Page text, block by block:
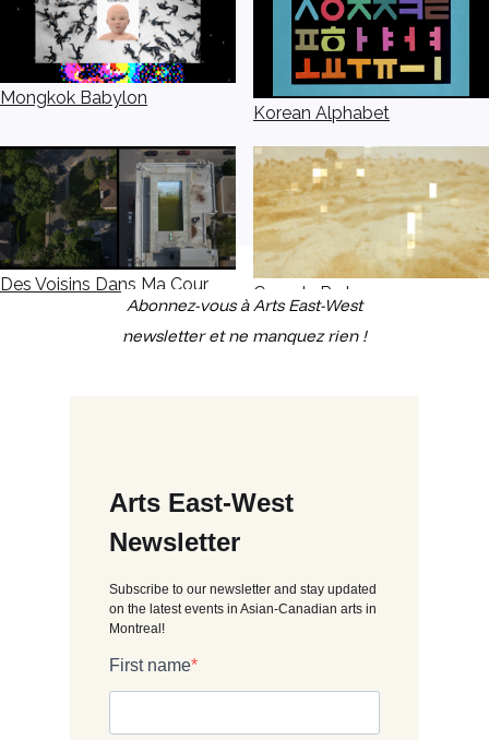
Mongkok Babylon
Korean Alphabet
Des Voisins Dans Ma Cour Canada Park
Abonnez-vous à Arts East-West
newsletter et ne manquez rien !